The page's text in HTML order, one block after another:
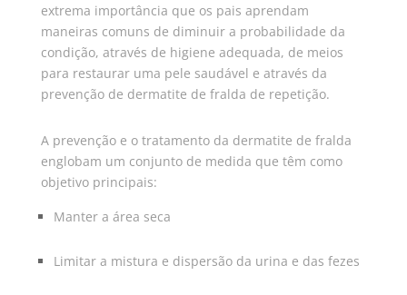
extrema importância que os pais aprendam
maneiras comuns de diminuir a probabilidade da
condição, através de higiene adequada, de meios
para restaurar uma pele saudável e através da
prevenção de dermatite de fralda de repetição.
A prevenção e o tratamento da dermatite de fralda
englobam um conjunto de medida que têm como
objetivo principais:
Manter a área seca
Limitar a mistura e dispersão da urina e das fezes